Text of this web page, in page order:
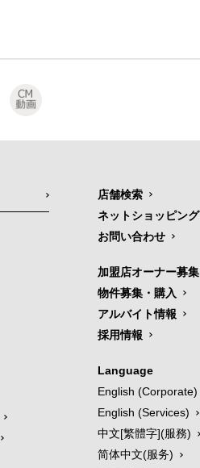
店舗検索
ネットショッピング
お問い合わせ
加盟店オーナー募集
物件募集・購入
アルバイト情報
採用情報
Language
English (Corporate)
English (Services)
中文[繁體字](服務)
简体中文(服务)